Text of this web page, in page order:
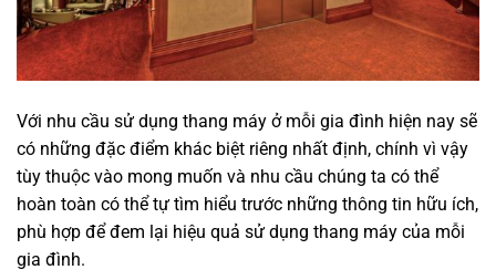
Với nhu cầu sử dụng thang máy ở mỗi gia đình hiện nay sẽ
có những đặc điểm khác biệt riêng nhất định, chính vì vậy
tùy thuộc vào mong muốn và nhu cầu chúng ta có thể
hoàn toàn có thể tự tìm hiểu trước những thông tin hữu ích,
phù hợp để đem lại hiệu quả sử dụng thang máy của mỗi
gia đình.